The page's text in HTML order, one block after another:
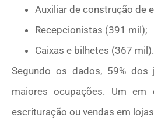
Auxiliar de construção de
Recepcionistas (391 mil);
Caixas e bilhetes (367 mil).
Segundo os dados, 59%
maiores ocupações. Um
escrituração ou vendas em